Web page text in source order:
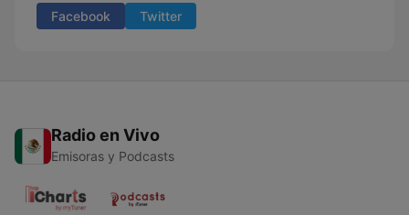
Facebook Twitter
Radio en Vivo
Emisoras y Podcasts